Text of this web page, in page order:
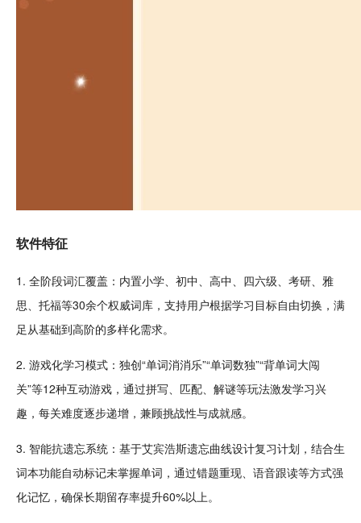
软件特征
1. 全阶段词汇覆盖：内置小学、初中、高中、四六级、 考研、雅
思、托福等30余个权威词库，支持用户根据学习目标自由切换，满
足从基础到高阶的多样化需求。
2. 游戏化学习模式：独创“单词消消乐”“单词数独”“背单词大闯
关”等12种互动游戏，通过拼写、匹配、解谜等玩法激发学习兴
趣，每关难度逐步递增，兼顾挑战性与成就感。
3. 智能抗遗忘系统：基于艾宾浩斯遗忘曲线设计复习计划 ，结合生
词本功能自动标记未掌握单词，通过错题重现、 语音跟读等方式强
化记忆，确保长期留存率提升60%以上。